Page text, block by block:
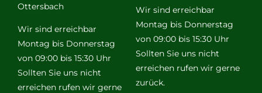
Ottersbach
Wir sind erreichbar
Montag bis Donnerstag
von 09:00 bis 15:30 Uhr
Sollten Sie uns nicht
erreichen rufen wir gerne
Wir sind erreichbar
Montag bis Donnerstag
von 09:00 bis 15:30 Uhr
Sollten Sie uns nicht
erreichen rufen wir gerne
zurück.